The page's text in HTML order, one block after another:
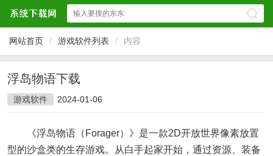
网站首页 / 游戏软件列表 / 内容
浮岛物语下载
游戏软件 2024-01-06
《浮岛物语（Forager）》是一款2D开放世界像素放置
型的沙盒类的生存游戏。从白手起家开始，通过资源、装备